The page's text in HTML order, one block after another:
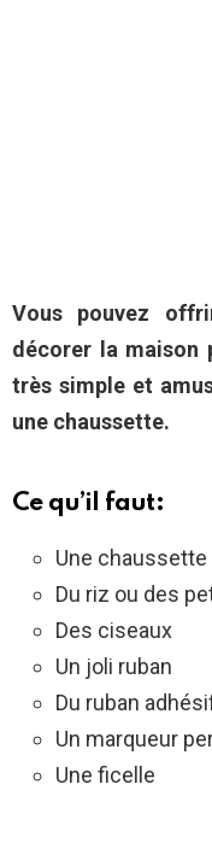
Vous pouvez
décorer la maison
très simple et
une chaussette.
Ce qu’il faut:
Une chaussette
Du riz ou des
Des ciseaux
Un joli ruban
Du ruban
Un marqueur
Une ficelle